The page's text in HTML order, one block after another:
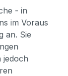
- in
im Voraus
an. Sie
jedoch